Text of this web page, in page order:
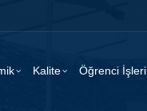
Kalite Öğrenci İşleri